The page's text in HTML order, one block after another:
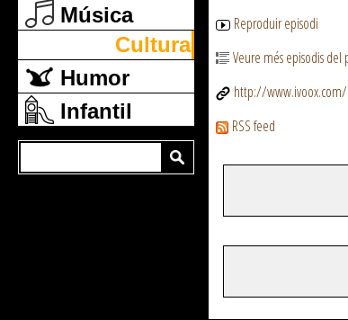
Música
Cultura
Humor
Infantil
Reproduir episodi
Veure més episodis del
http://www.ivoox.com/
RSS feed